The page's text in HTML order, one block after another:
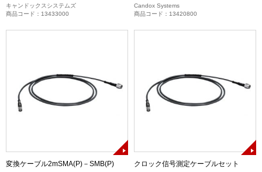
キャンドックスシステムズ
商品コード：13433000
Candox Systems
商品コード：13420800
変換ケーブル2mSMA(P)－SMB(P) クロック信号測定ケーブルセット